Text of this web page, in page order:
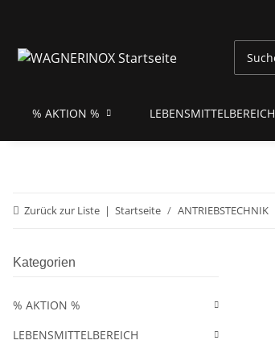
% AKTION % LEBENSMITTELBEREICH
Zurück zur Liste Startseite ANTRIEBSTECHNIK
Kategorien
% AKTION %
LEBENSMITTELBEREICH